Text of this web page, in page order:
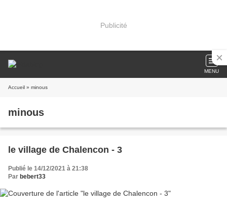
Publicité
MENU
Accueil » minous
minous
le village de Chalencon - 3
Publié le 14/12/2021 à 21:38
Par bebert33